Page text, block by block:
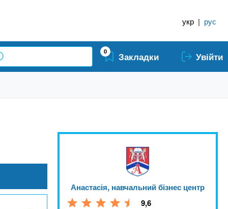
укр | рус
0 Закладки Увійти
Анастасія, навчальний бізнес центр
9,6